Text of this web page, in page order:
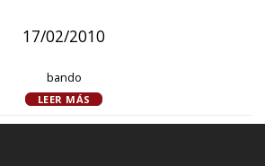
17/02/2010
bando
LEER MÁS